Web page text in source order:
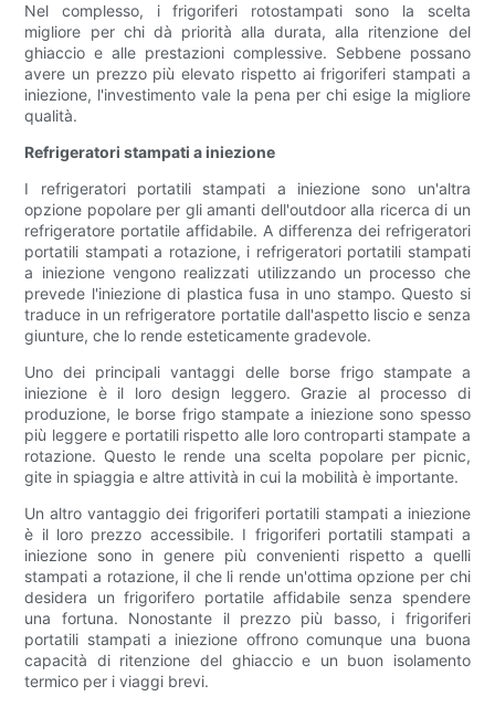
Nel complesso, i frigoriferi rotostampati sono la scelta
migliore per chi dà priorità alla durata, alla ritenzione del
ghiaccio e alle prestazioni complessive. Sebbene possano
avere un prezzo più elevato rispetto ai frigoriferi stampati a
iniezione, l'investimento vale la pena per chi esige la migliore
qualità.
Refrigeratori stampati a iniezione
I refrigeratori portatili stampati a iniezione sono un'altra
opzione popolare per gli amanti dell'outdoor alla ricerca di un
refrigeratore portatile affidabile. A differenza dei refrigeratori
portatili stampati a rotazione, i refrigeratori portatili stampati
a iniezione vengono realizzati utilizzando un processo che
prevede l'iniezione di plastica fusa in uno stampo. Questo si
traduce in un refrigeratore portatile dall'aspetto liscio e senza
giunture, che lo rende esteticamente gradevole.
Uno dei principali vantaggi delle borse frigo stampate a
iniezione è il loro design leggero. Grazie al processo di
produzione, le borse frigo stampate a iniezione sono spesso
più leggere e portatili rispetto alle loro controparti stampate a
rotazione. Questo le rende una scelta popolare per picnic,
gite in spiaggia e altre attività in cui la mobilità è importante.
Un altro vantaggio dei frigoriferi portatili stampati a iniezione
è il loro prezzo accessibile. I frigoriferi portatili stampati a
iniezione sono in genere più convenienti rispetto a quelli
stampati a rotazione, il che li rende un'ottima opzione per chi
desidera un frigorifero portatile affidabile senza spendere
una fortuna. Nonostante il prezzo più basso, i frigoriferi
portatili stampati a iniezione offrono comunque una buona
capacità di ritenzione del ghiaccio e un buon isolamento
termico per i viaggi brevi.